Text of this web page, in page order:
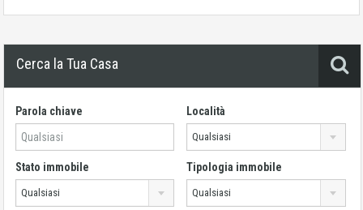
Cerca la Tua Casa
Parola chiave Località
Qualsiasi
Stato immobile
Qualsiasi
Tipologia immobile
Qualsiasi